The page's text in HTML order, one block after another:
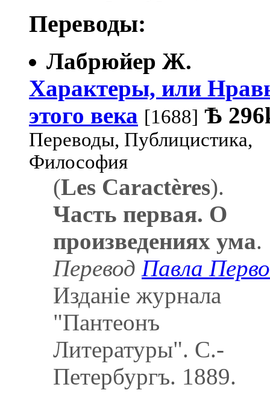
Переводы:
Лабрюйер Ж.
Характеры, или
этого века [1688] Ѣ
Переводы, Публицистика,
Философия
(Les Caractères).
Часть первая. О
произведениях ума.
Перевод Павла
Изданіе журнала
"Пантеонъ
Литературы". С.-
Петербургъ. 1889.